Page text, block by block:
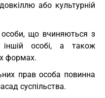
або культурній
що вчиняються з
особі, а також
формах.
прав особа повинна
суспільства.